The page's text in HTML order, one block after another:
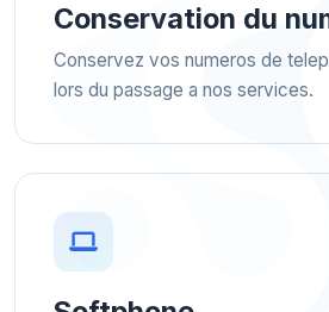
Conservation du
Conservez vos numeros de
lors du passage a nos services.